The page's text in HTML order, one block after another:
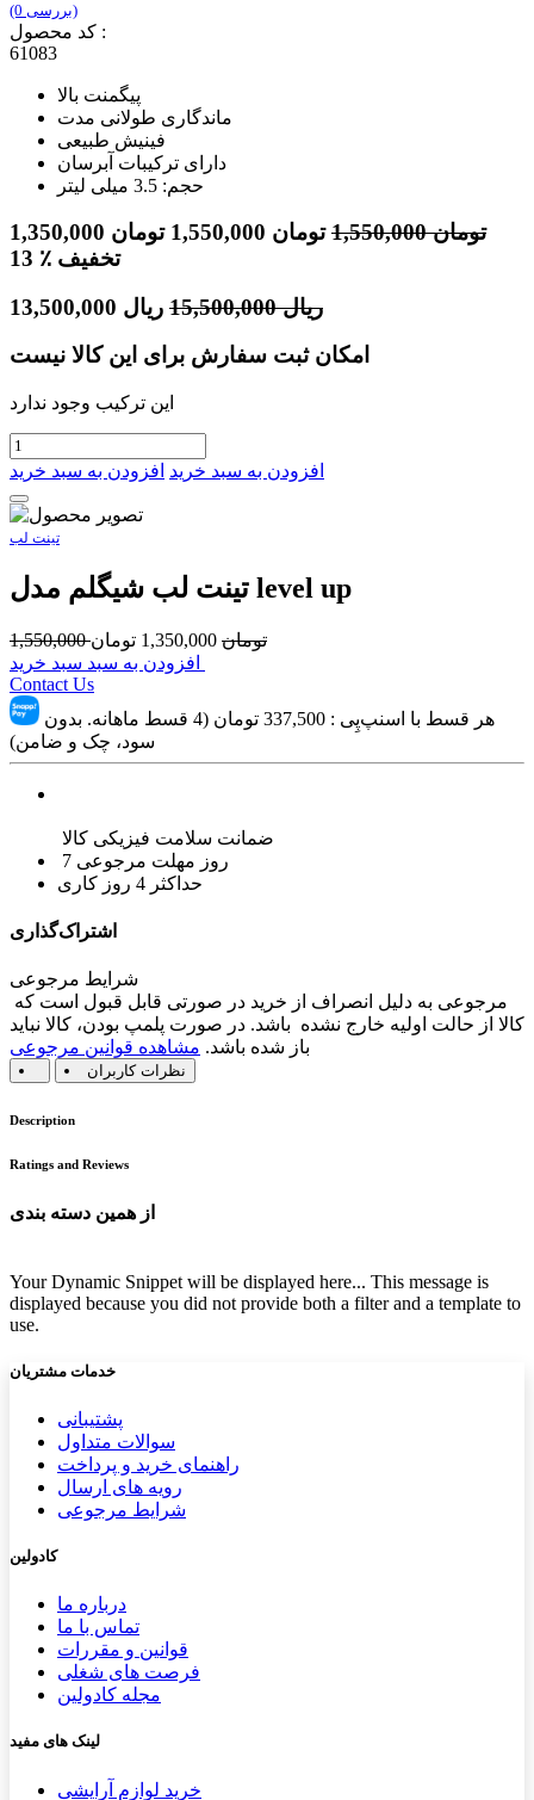
(0 بررسی)
کد محصول :
61083
پیگمنت بالا
ماندگاری طولانی مدت
فینیش طبیعی
دارای ترکیبات آبرسان
حجم: 3.5 میلی لیتر
1,350,000 تومان 1,550,000 تومان 1,550,000 تومان
13
٪ تخفیف
13,500,000 ریال 15,500,000 ریال
امکان ثبت سفارش برای این کالا نیست
این ترکیب وجود ندارد
افزودن به سبد خرید افزودن به سبد خرید
تینت لب
تینت لب شیگلم مدل level up
1,550,000 تومان 1,350,000 تومان
Contact Us
هر قسط با اسنپ‌پِی : 337,500
تومان (4 قسط ماهانه. بدون
سود، چک و ضامن)
ضمانت سلامت فیزیکی کالا
7 روز مهلت مرجوعی
حداکثر 4 روز کاری
اشتراک‌گذاری
شرایط مرجوعی
کالا از حالت اولیه خارج نشده باشد. در صورت پلمپ بودن، کالا نباید
باز شده باشد. مشاهده قوانین مرجوعی
نظرات کاربران
Description
Ratings and Reviews
از همین دسته بندی
Your Dynamic Snippet will be displayed here... This message is
displayed because you did not provide both a filter and a template to
use.
خدمات مشتریان
پشتیب​​انی
سوالات متداول
راهنمای خرید و پرداخت
رویه های ارسال
شرایط مرجوعی
کادولین
درباره ما
تماس با ما
قوانین و مقررات
فرصت های شغلی
مجله کادولین
لینک های مفید
خرید لوازم آرایشی